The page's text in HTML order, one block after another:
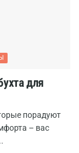
для
порадуют
– вас